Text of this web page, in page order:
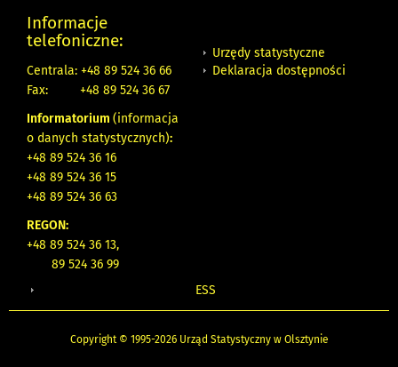
Informacje
telefoniczne:
Centrala: +48 89 524 36 66
Fax:
+48 89 524 36 67
Informatorium (informacja
o danych statystycznych):
+48 89 524 36 16
+48 89 524 36 15
+48 89 524 36 63
REGON:
+48 89 524 36 13,
89 524 36 99
Urzędy statystyczne
Deklaracja dostępności
ESS
Copyright © 1995-2026 Urząd Statystyczny w Olsztynie